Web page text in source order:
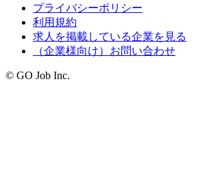
プライバシーポリシー
利用規約
求人を掲載している企業を見る
（企業様向け）お問い合わせ
© GO Job Inc.